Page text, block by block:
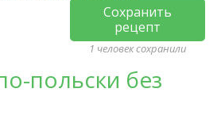
Сохранить
рецепт
1 человек сохранили
польски без